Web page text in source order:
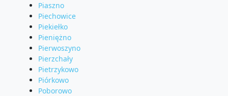
Piaszno
Piechowice
Piekiełko
Pieniężno
Pierwoszyno
Pierzchały
Pietrzykowo
Piórkowo
Poborowo